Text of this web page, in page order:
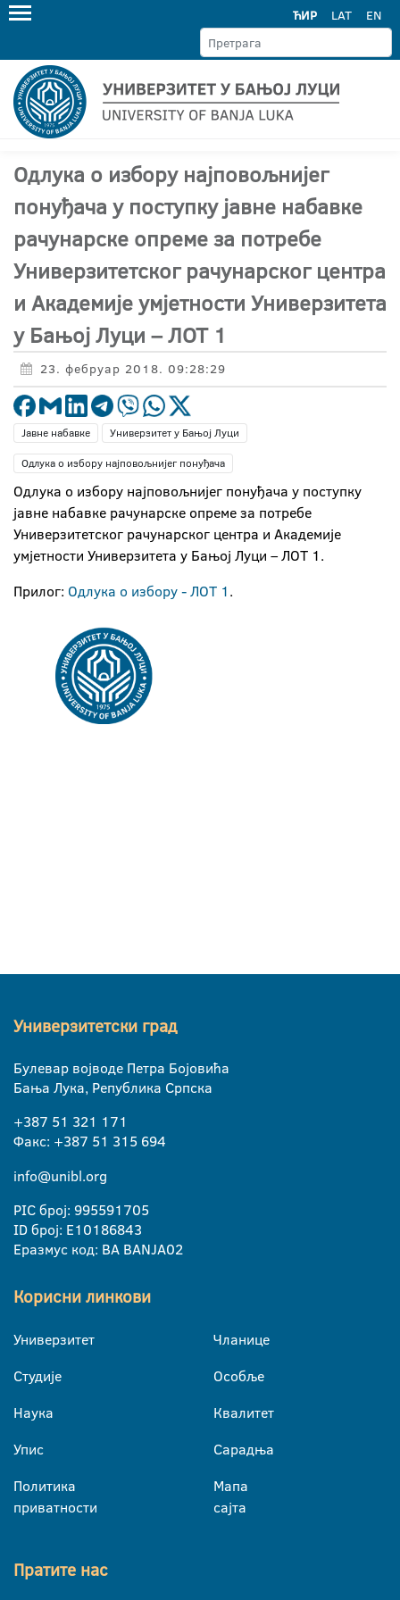
ЋИР LAT EN
Oдлука о избору најповољнијег
понуђача у поступку јавне набавке
рачунарске опреме за потребе
Универзитетског рачунарског центра
и Академије умјетности Универзитета
у Бањој Луци – ЛОТ 1
23. фебруар 2018. 09:28:29
Јавне набавке
Универзитет у Бањој Луци
Одлука о избору најповољнијег понуђача
Oдлука о избору најповољнијег понуђача у поступку
јавне набавке рачунарске опреме за потребе
Универзитетског рачунарског центра и Академије
умјетности Универзитета у Бањој Луци – ЛОТ 1.
Прилог: Одлука о избору - ЛОТ 1.
Универзитетски град
Булевар војводе Петра Бојовића
Бања Лука, Република Српска
+387 51 321 171
Факс: +387 51 315 694
info@unibl.org
PIC број: 995591705
ID број: E10186843
Еразмус код: BA BANJA02
Корисни линкови
Универзитет
Студије
Наука
Упис
Политика
приватности
Чланице
Особље
Квалитет
Сарадња
Мапа
сајта
Пратите нас